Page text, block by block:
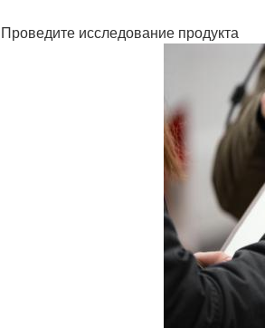
Проведите исследование продукта